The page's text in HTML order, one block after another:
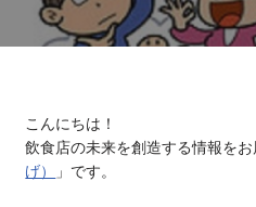
こんにちは！
飲食店の未来を創造する情報をお
げ）
」です。